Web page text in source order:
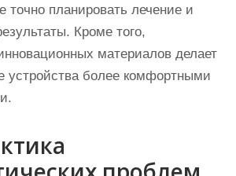
точно планировать лечение и
Кроме того,
материалов делает
устройства более комфортными